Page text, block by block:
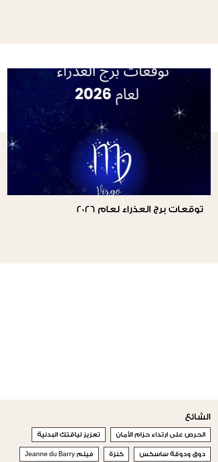
توقعات برج العذراء لعام 2026
الشائع
الحرص على ارتداء حزام الأمان تعزيز لياقتك البدنية
دوق ودوقة ساسكس كنزة فيلم Jeanne du Barry